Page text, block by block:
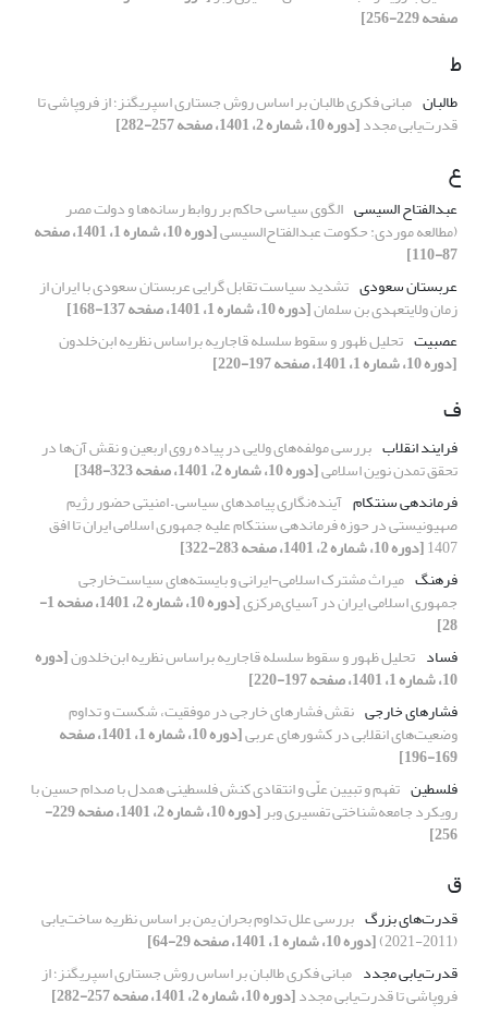
صفحه 229-256]
ط
طالبان مبانی فکری طالبان بر اساس روش جستاری اسپریگنز؛ از فروپاشی تا
قدرت‌یابی مجدد[دوره 10، شماره 2، 1401، صفحه 257-282]
ع
عبدالفتاح السیسی الگوی سیاسی حاکم بر روابط رسانه‌ها و دولت مصر
(مطالعه موردی: حکومت عبدالفتاح‌السیسی [دوره 10، شماره 1، 1401، صفحه
87-110]
عربستان سعودی تشدید سیاست تقابل گرایی عربستان سعودی با ایران از
زمان ولایتعهدی بن سلمان[دوره 10، شماره 1، 1401، صفحه 137-168]
عصبیت تحلیل ظهور و سقوط سلسله قاجاریه براساس نظریه ابن‌خلدون
[دوره 10، شماره 1، 1401، صفحه 197-220]
ف
فرایند انقلاب بررسی مولفه‌های ولایی در پیاده روی اربعین و نقش آن‌ها در
تحقق تمدن نوین اسلامی[دوره 10، شماره 2، 1401، صفحه 323-348]
فرماندهی سنتکام آینده‌نگاری پیامدهای سیاسی – امنیتی حضور رژیم
صهیونیستی در حوزه فرماندهی سنتکام علیه جمهوری اسلامی ایران تا افق
1407[دوره 10، شماره 2، 1401، صفحه 283-322]
فرهنگ میراث مشترک اسلامی-ایرانی و بایسته‌های سیاست‌خارجی
جمهوری اسلامی ایران در آسیای‌مرکزی [دوره 10، شماره 2، 1401، صفحه 1-
28]
فساد تحلیل ظهور و سقوط سلسله قاجاریه براساس نظریه ابن‌خلدون[دوره
10، شماره 1، 1401، صفحه 197-220]
فشارهای خارجی نقش فشارهای خارجی در موفقیت، شکست و تداوم
وضعیت‌های انقلابی در کشورهای عربی [دوره 10، شماره 1، 1401، صفحه
169-196]
فلسطین تفهم و تبیین علّی و انتقادی کنش فلسطینی همدل با صدام حسین با
رویکرد جامعه‌شناختی تفسیری وبر [دوره 10، شماره 2، 1401، صفحه 229-
256]
ق
قدرت‌های بزرگ بررسی علل تداوم بحران یمن بر اساس نظریه ساخت‌یابی
(2011-2021)
[دوره 10، شماره 1، 1401، صفحه 29-64]
قدرت‌یابی مجدد مبانی فکری طالبان بر اساس روش جستاری اسپریگنز؛ از
فروپاشی تا قدرت‌یابی مجدد[دوره 10، شماره 2، 1401، صفحه 257-282]